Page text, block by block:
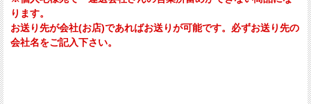
ります。
お送り先が会社(お店)であればお送りが可能です。必ずお送り先の
会社名をご記入下さい。